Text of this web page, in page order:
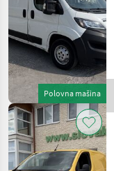
Polovna mašina